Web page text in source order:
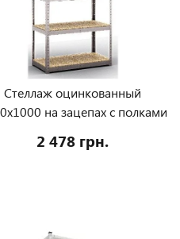
Стеллаж оцинкованный
на зацепах с полками
2 478 грн.